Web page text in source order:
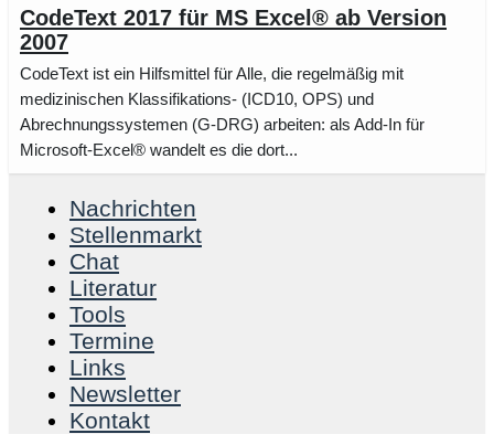
CodeText 2017 für MS Excel® ab Version
2007
CodeText ist ein Hilfsmittel für Alle, die regelmäßig mit
medizinischen Klassifikations- (ICD10, OPS) und
Abrechnungssystemen (G-DRG) arbeiten: als Add-In für
Microsoft-Excel® wandelt es die dort...
Nachrichten
Stellenmarkt
Chat
Literatur
Tools
Termine
Links
Newsletter
Kontakt